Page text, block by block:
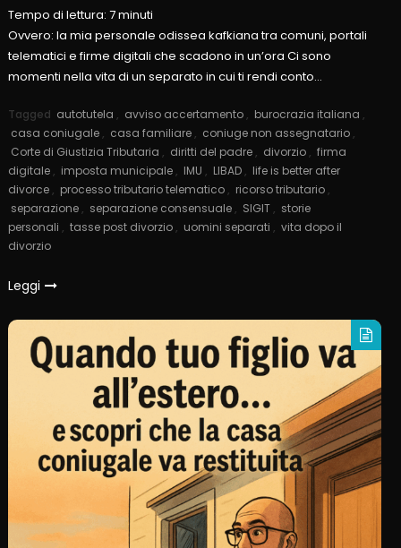
Tempo di lettura: 7minuti
Ovvero: la mia personale odissea kafkiana tra comuni, portali
telematici e firme digitali che scadono in un’ora Ci sono
momenti nella vita di un separato in cui ti rendi conto…
Tagged autotutela , avviso accertamento , burocrazia italiana ,
casa coniugale , casa familiare , coniuge non assegnatario ,
Corte di Giustizia Tributaria , diritti del padre , divorzio , firma
digitale , imposta municipale , IMU , LIBAD , life is better after
divorce , processo tributario telematico , ricorso tributario ,
separazione , separazione consensuale , SIGIT , storie
personali , tasse post divorzio , uomini separati , vita dopo il
divorzio
Leggi